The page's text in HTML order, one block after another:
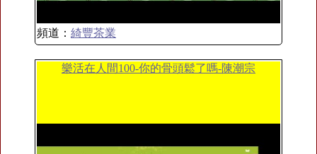
頻道： 綺豐茶業
樂活在人間100-你的骨頭鬆了嗎-陳潮宗